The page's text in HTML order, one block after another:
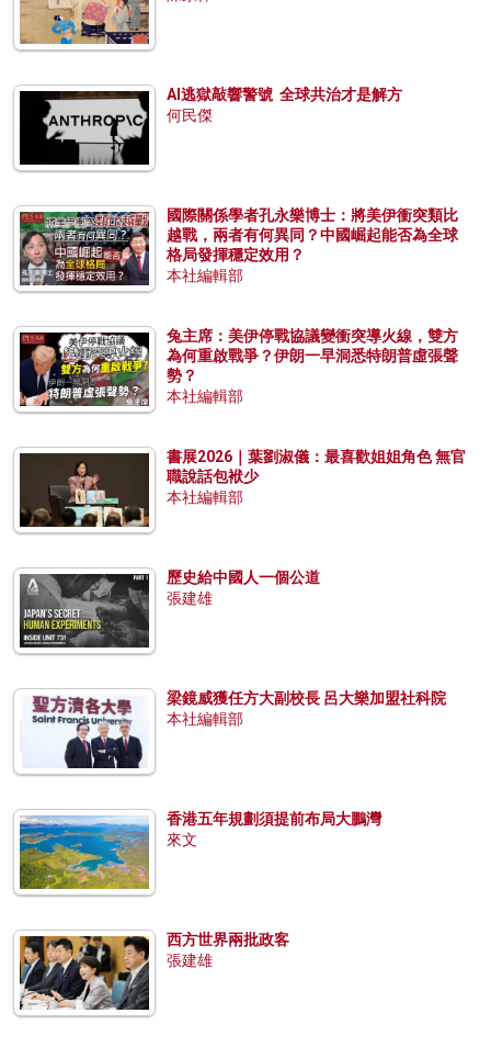
AI逃獄敲響警號 全球共治才是解方
何民傑
國際關係學者孔永樂博士：將美伊衝突類比
越戰，兩者有何異同？中國崛起能否為全球
格局發揮穩定效用？
本社編輯部
兔主席：美伊停戰協議變衝突導火線，雙方
為何重啟戰爭？伊朗一早洞悉特朗普虛張聲
勢？
本社編輯部
書展2026｜葉劉淑儀：最喜歡姐姐角色 無官
職說話包袱少
本社編輯部
歷史給中國人一個公道
張建雄
梁鏡威獲任方大副校長 呂大樂加盟社科院
本社編輯部
香港五年規劃須提前布局大鵬灣
來文
西方世界兩批政客
張建雄